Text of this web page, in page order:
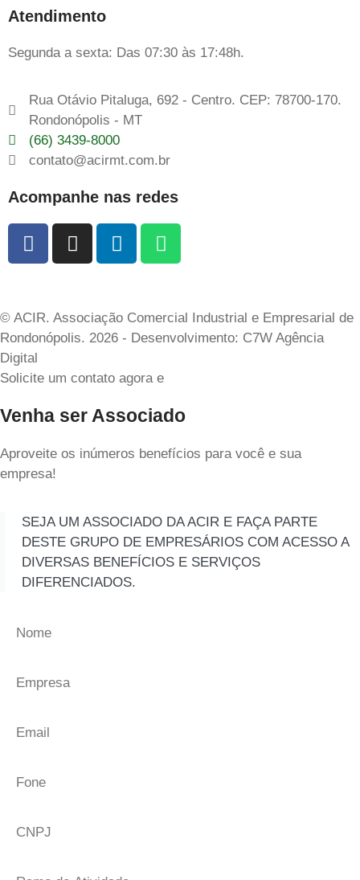
Atendimento
Segunda a sexta: Das 07:30 às 17:48h.
Rua Otávio Pitaluga, 692 - Centro. CEP: 78700-170.
Rondonópolis - MT
(66) 3439-8000
contato@acirmt.com.br
Acompanhe nas redes
© ACIR. Associação Comercial Industrial e Empresarial de
Rondonópolis. 2026 - Desenvolvimento: C7W Agência
Digital
Solicite um contato agora e
Venha ser Associado
Aproveite os inúmeros benefícios para você e sua
empresa!
SEJA UM ASSOCIADO DA ACIR E FAÇA PARTE
DESTE GRUPO DE EMPRESÁRIOS COM ACESSO A
DIVERSAS BENEFÍCIOS E SERVIÇOS
DIFERENCIADOS.